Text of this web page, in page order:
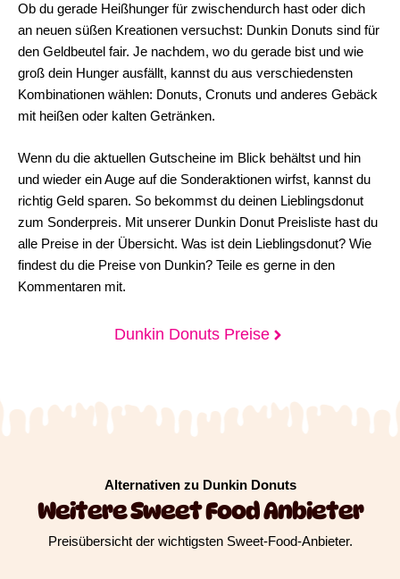
Ob du gerade Heißhunger für zwischendurch hast oder dich
an neuen süßen Kreationen versuchst: Dunkin Donuts sind für
den Geldbeutel fair. Je nachdem, wo du gerade bist und wie
groß dein Hunger ausfällt, kannst du aus verschiedensten
Kombinationen wählen: Donuts, Cronuts und anderes Gebäck
mit heißen oder kalten Getränken.
Wenn du die aktuellen Gutscheine im Blick behältst und hin
und wieder ein Auge auf die Sonderaktionen wirfst, kannst du
richtig Geld sparen. So bekommst du deinen Lieblingsdonut
zum Sonderpreis. Mit unserer Dunkin Donut Preisliste hast du
alle Preise in der Übersicht. Was ist dein Lieblingsdonut? Wie
findest du die Preise von Dunkin? Teile es gerne in den
Kommentaren mit.
Dunkin Donuts Preise
Alternativen zu Dunkin Donuts
Weitere Sweet Food Anbieter
Preisübersicht der wichtigsten Sweet-Food-Anbieter.